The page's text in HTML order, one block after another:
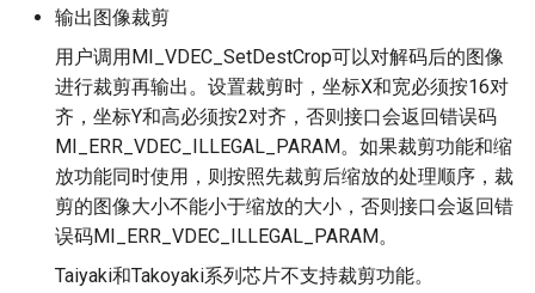
输出图像裁剪
用户调用MI_VDEC_SetDestCrop可以对解码后的图像
进行裁剪再输出。设置裁剪时，坐标X和宽必须按16对
齐，坐标Y和高必须按2对齐，否则接口会返回错误码
MI_ERR_VDEC_ILLEGAL_PARAM。如果裁剪功能和缩
放功能同时使用，则按照先裁剪后缩放的处理顺序，裁
剪的图像大小不能小于缩放的大小，否则接口会返回错
误码MI_ERR_VDEC_ILLEGAL_PARAM。
Taiyaki和Takoyaki系列芯片不支持裁剪功能。